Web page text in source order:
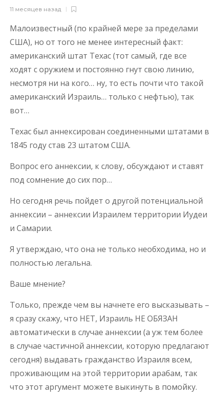
11 месяцев назад
Малоизвестный (по крайней мере за пределами
США), но от того не менее интересный факт:
американский штат Техас (тот самый, где все
ходят с оружием и постоянно гнут свою линию,
несмотря ни на кого… ну, то есть почти что такой
американский Израиль… только с нефтью), так
вот…
Техас был аннексирован соединенными штатами в
1845 году став 23 штатом США.
Вопрос его аннексии, к слову, обсуждают и ставят
под сомнение до сих пор…
Но сегодня речь пойдет о другой потенциальной
аннексии – аннексии Израилем территории Иудеи
и Самарии.
Я утверждаю, что она не только необходима, но и
полностью легальна.
Ваше мнение?
Только, прежде чем вы начнете его высказывать –
я сразу скажу, что НЕТ, Израиль НЕ ОБЯЗАН
автоматически в случае аннексии (а уж тем более
в случае частичной аннексии, которую предлагают
сегодня) выдавать гражданство Израиля всем,
проживающим на этой территории арабам, так
что этот аргумент можете выкинуть в помойку.